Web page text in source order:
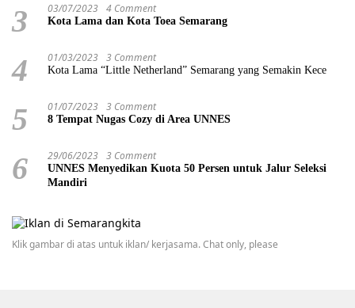
3 03/07/2023 4 Comment
Kota Lama dan Kota Toea Semarang
4 01/03/2023 3 Comment
Kota Lama “Little Netherland” Semarang yang Semakin Kece
5 01/07/2023 3 Comment
8 Tempat Nugas Cozy di Area UNNES
6 29/06/2023 3 Comment
UNNES Menyedikan Kuota 50 Persen untuk Jalur Seleksi
Mandiri
Klik gambar di atas untuk iklan/ kerjasama. Chat only, please